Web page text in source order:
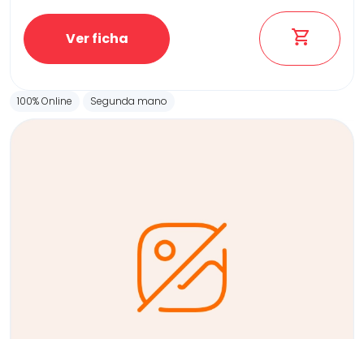
Ver ficha
100% Online Segunda mano